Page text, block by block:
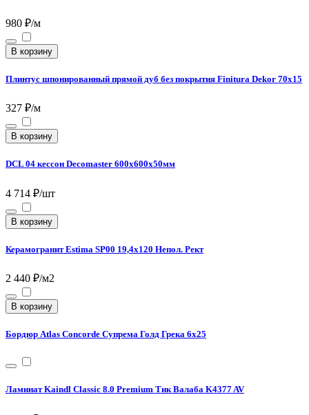
980 ₽/м
В корзину
Плинтус шпонированный прямой дуб без покрытия Finitura Dekor 70х15
327 ₽/м
В корзину
DCL 04 кессон Decomaster 600х600х50мм
4 714 ₽/шт
В корзину
Керамогранит Estima SP00 19,4x120 Непол. Рект
2 440 ₽/м2
В корзину
Бордюр Atlas Concorde Супрема Голд Грека 6х25
Ламинат Kaindl Classic 8.0 Premium Тик Валаба K4377 AV